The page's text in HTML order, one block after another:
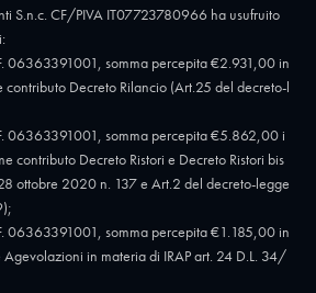
S.n.c. CF/PIVA IT07723780966 ha usufruito
06363391001, somma percepita €2.931,00 in
Decreto Rilancio (Art.25 del decreto-l
06363391001, somma percepita €5.862,00 i
Decreto Ristori e Decreto Ristori bis
ottobre 2020 n. 137 e Art.2 del decreto-legge
06363391001, somma percepita €1.185,00 in
in materia di IRAP art. 24 D.L. 34/